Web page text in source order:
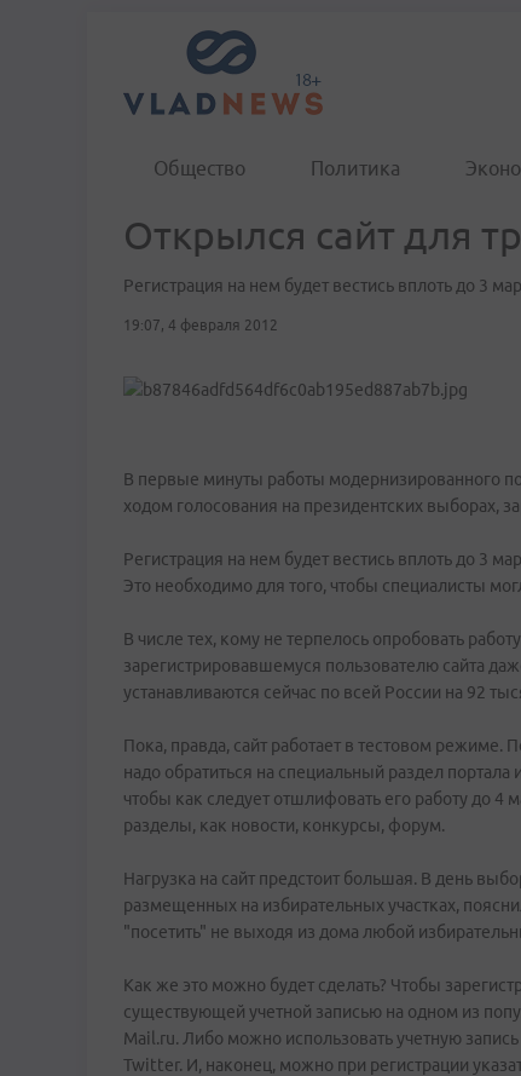
Общество Политика
Открылся сайт для
Регистрация на нем будет вестись вплоть до 3
19:07, 4 февраля 2012
В первые минуты работы модернизированного
ходом голосования на президентских выборах,
Регистрация на нем будет вестись вплоть до 3
Это необходимо для того, чтобы специалисты
В числе тех, кому не терпелось опробовать
зарегистрировавшемуся пользователю сайта
устанавливаются сейчас по всей России на 92
Пока, правда, сайт работает в тестовом режиме.
надо обратиться на специальный раздел
чтобы как следует отшлифовать его работу до 4
разделы, как новости, конкурсы, форум.
Нагрузка на сайт предстоит большая. В день
размещенных на избирательных участках,
"посетить" не выходя из дома любой
Как же это можно будет сделать? Чтобы
существующей учетной записью на одном из
Mail.ru. Либо можно использовать учетную
Twitter. И, наконец, можно при регистрации